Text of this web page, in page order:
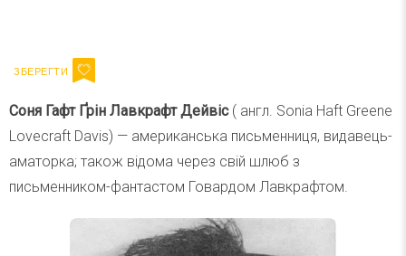
Соня Гафт Ґрін Лавкрафт Дейвіс( англ. Sonia Haft Greene
Lovecraft Davis) — американська письменниця, видавець-
аматорка; також відома через свій шлюб з
письменником-фантастом Говардом Лавкрафтом.